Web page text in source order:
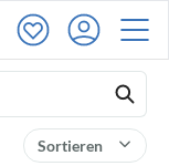
Sortieren